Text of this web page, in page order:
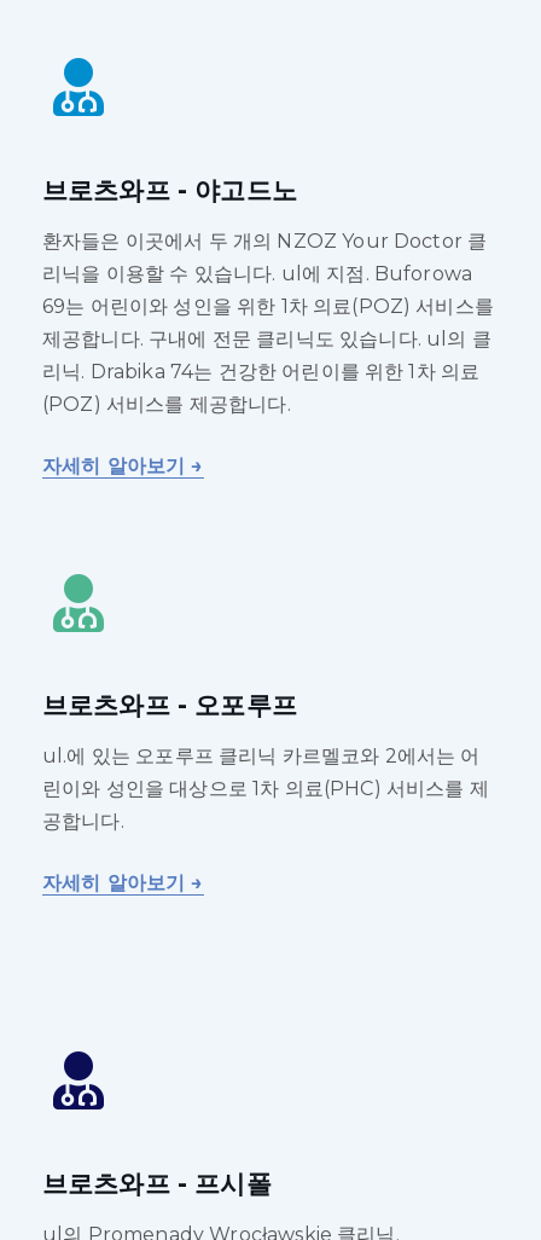
브로츠와프 - 야고드노
환자들은 이곳에서 두 개의 NZOZ Your Doctor 클
리닉을 이용할 수 있습니다. ul에 지점. Buforowa
69는 어린이와 성인을 위한 1차 의료(POZ) 서비스를
제공합니다. 구내에 전문 클리닉도 있습니다. ul의 클
리닉. Drabika 74는 건강한 어린이를 위한 1차 의료
(POZ) 서비스를 제공합니다.
자세히 알아보기 →
브로츠와프 - 오포루프
ul.에 있는 오포루프 클리닉 카르멜코와 2에서는 어
린이와 성인을 대상으로 1차 의료(PHC) 서비스를 제
공합니다.
자세히 알아보기 →
브로츠와프 - 프시폴
ul의 Promenady Wrocławskie 클리닉.